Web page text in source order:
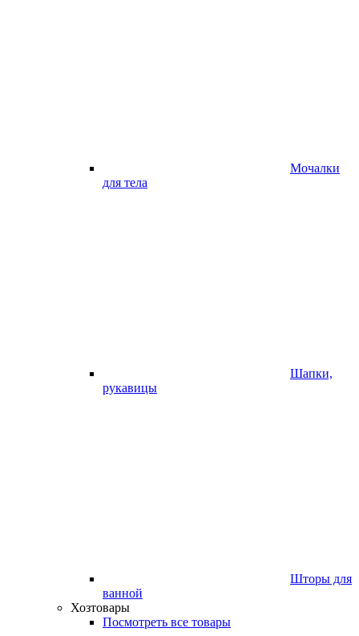
Мочалки
для тела
Шапки,
рукавицы
Шторы для
ванной
Хозтовары
Посмотреть все товары